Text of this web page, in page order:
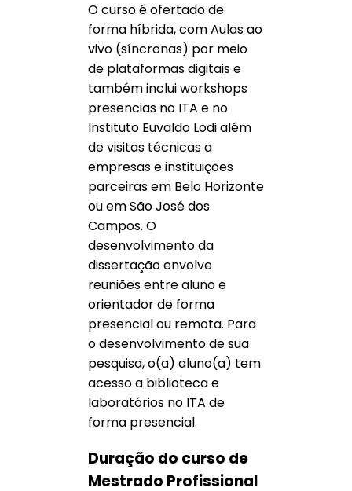
O curso é ofertado de
forma híbrida, com Aulas ao
vivo (síncronas) por meio
de plataformas digitais e
também inclui workshops
presencias no ITA e no
Instituto Euvaldo Lodi além
de visitas técnicas a
empresas e instituições
parceiras em Belo Horizonte
ou em São José dos
Campos. O
desenvolvimento da
dissertação envolve
reuniões entre aluno e
orientador de forma
presencial ou remota. Para
o desenvolvimento de sua
pesquisa, o(a) aluno(a) tem
acesso a biblioteca e
laboratórios no ITA de
forma presencial.
Duração do curso de
Mestrado Profissional